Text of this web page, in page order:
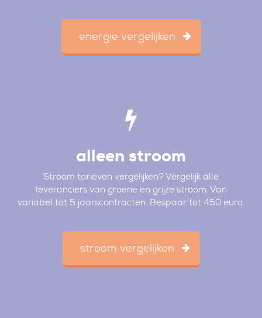
energie vergelijken
alleen stroom
Stroom tarieven vergelijken? Vergelijk alle
leveranciers van groene en grijze stroom. Van
variabel tot 5 jaarscontracten. Bespaar tot 450 euro.
stroom vergelijken